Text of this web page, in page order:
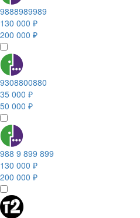
9888989989
130 000 ₽
200 000 ₽
9308800880
35 000 ₽
50 000 ₽
988 9 899 899
130 000 ₽
200 000 ₽